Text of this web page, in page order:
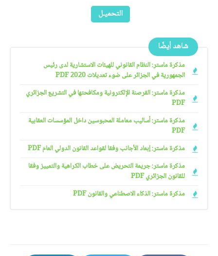
التحميـل
شاهد أيضًا
مذكرة ماستر: النظام القانوني للهيئات الاستشارية لدى رئيس
الجمهورية في الجزائر على ضوء تعديلات 2020 PDF
مذكرة ماستر: القرصنة الإلكترونية ومكافحتها في التشريع الجزائري
PDF
مذكرة ماستر: أساليب معاملة المحبوسين داخل المؤسسات العقابية
PDF
مذكرة ماستر: إبعاد الأجانب وفقا لقواعد القانون الدولي العام PDF
مذكرة ماستر: جريمة التحريض على خطاب الكراهية والتمييز وفقا
للقانون الجزائري PDF
مذكرة ماستر: الذكاء الاصطناعي والقانون PDF